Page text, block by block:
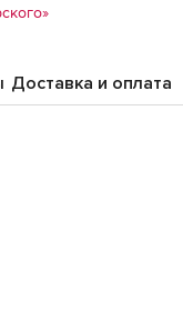
Доставка и оплата